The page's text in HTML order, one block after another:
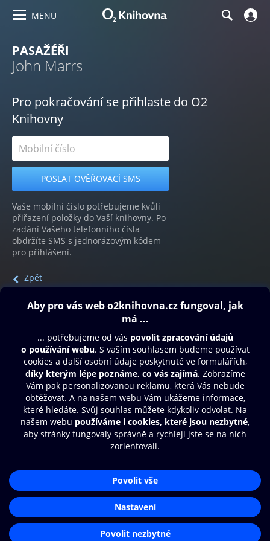
MENU
PASAŽÉŘI
John Marrs
Pro pokračování se přihlaste do O2
Knihovny
Vaše mobilní číslo potřebujeme kvůli
přiřazení položky do Vaší knihovny. Po
zadání Vašeho telefonního čísla
obdržíte SMS s jednorázovým kódem
pro přihlášení.
Zpět
Obsah ke stažení
Moje O2 Knihovna
Další zábava
© O2 Czech Republic a.s.
Přístupnost
Zásady zpracování osobních údajů
Nastavení cookies
Aplikace O2 Knihovna
Čti a poslouchej své e-knihy a
audioknihy rychleji a pohodlněji.